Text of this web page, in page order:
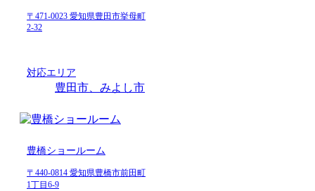
〒471-0023 愛知県豊田市挙母町
2-32
対応エリア
豊田市、みよし市
豊橋ショールーム
〒440-0814 愛知県豊橋市前田町
1丁目6-9